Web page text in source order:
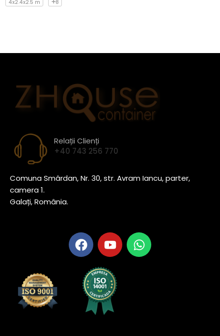
4x2.4x2.5 m
8
Relații Clienți
+40 743 256 770
Comuna Smârdan, Nr. 30, str. Avram Iancu, parter,
camera 1.
Galați, România.